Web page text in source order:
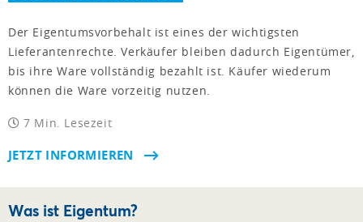
Der Eigentumsvorbehalt ist eines der wichtigsten
Lieferantenrechte. Verkäufer bleiben dadurch Eigentümer,
bis ihre Ware vollständig bezahlt ist. Käufer wiederum
können die Ware vorzeitig nutzen.
7 Min. Lesezeit
JETZT INFORMIEREN
Was ist Eigentum?